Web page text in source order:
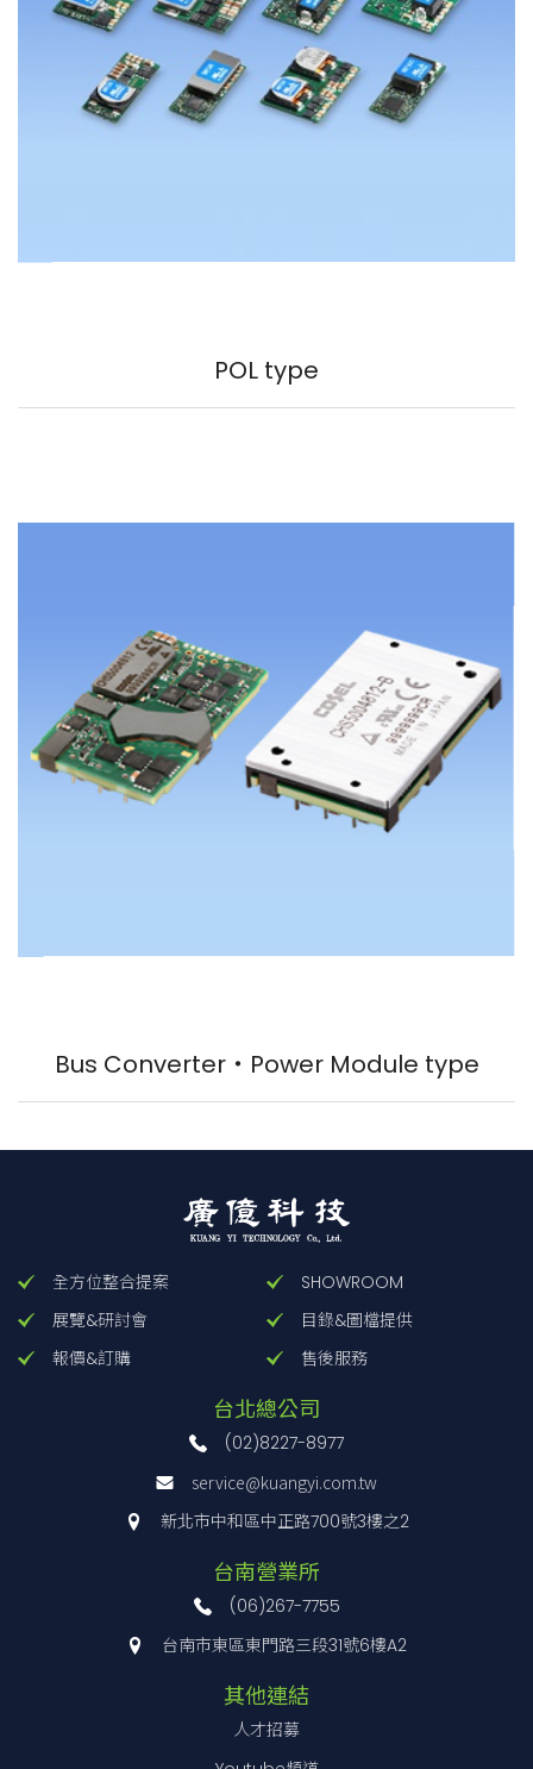
POL type
Bus Converter・Power Module type
全方位整合提案
SHOWROOM
展覽&研討會
目錄&圖檔提供
報價&訂購
售後服務
台北總公司
(02)8227-8977
service@kuangyi.com.tw
新北市中和區中正路700號3樓之2
台南營業所
(06)267-7755
台南市東區東門路三段31號6樓A2
其他連結
人才招募